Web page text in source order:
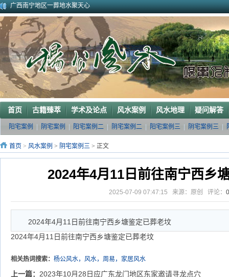
广西南宁地区一葬地水聚天心
广西巴马一龙穴形局
杨公风水--山形之贵人拱手
2010年9月在广西容县为李喜中的亲戚找到的龙穴图
2023年3月18日广东电白地区一眼相中“猛虎下山”形
2011年4月底在江西丰城地区一农村里断验老阳宅风水吉凶（二）
2011年5月初应福建晋江东家邀请堪察调整阳宅风水布局
2011年5月底应广西玉林地区东家邀请断验堪察阳宅风水
2011年应广西巴马东家邀请堪察断验阳宅风水吉凶
《葬 书》注 解
首页 古籍臻萃 学术及论点 风水案例 风水地理 疑问解答
阳宅案例 阴宅案例 阳宅案例二 阴宅案例二 阳宅案例三 阴宅案例三
首页 > 风水案例 > 阴宅案例三 > 正文
2024年4月11日前往南宁西乡
2025-07-09 07:47:15 来源：原创 评论： 0
2024年4月11日前往南宁西乡塘鉴定已葬老坟
2024年4月11日前往南宁西乡塘鉴定已葬老坟
相关热词搜索： 杨公风水，风水，周易，家居风水
上一篇： 2023年10月28日应广东龙门地区东家邀请寻龙点穴